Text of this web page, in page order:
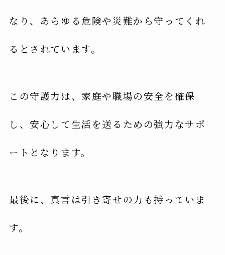
なり、あらゆる危険や災難から守ってくれ
るとされています。
この守護力は、家庭や職場の安全を確保
し、安心して生活を送るための強力なサポ
ートとなります。
最後に、真言は引き寄せの力も持っていま
す。